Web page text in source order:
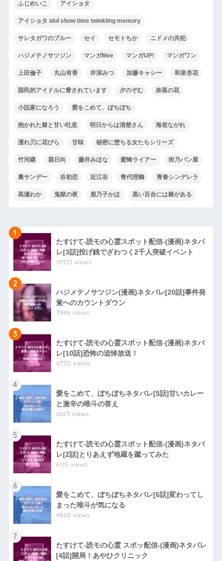
ふじめいこ アイショタ
アイショタ idol show time twinkling memory
サレタガワのブルー セイ セモトちか ニドメの共犯
ハジメテノサツジン マンガMee マンガUP! マンガワン
上田倫子 丸山有香 井深みつ 加藤キャシー 和泉杏花
国民的アイドルに脅されています 夕のぞむ 奈落の花
小説家になろう 愛をこめて、ぼちぼち
抱かれた棘と甘い吐息 明日からは清楚さん 海老ながれ
濡れ刃に花びら 甘味 秘密に堕ちる女たちシリーズ
竹河継 葵日向 藤井みほな 蜜蜂ライアー 街乃パン屋
裏サンデー 谷初恋 近江谷 青代理鶴 青春シンデレラ
高瀬わか 鬼獄の夜 鹿乃子かほ 黒い百合には棘がある
1
たすけて-読モの心霊スポット配信-(漫画)ネタバ
レ[3話]投げ銭でざわつく2千人突破イベント
10921 views
2
ハジメテノサツジン(漫画)ネタバレ[20話]事件発
覚へのカウントダウン
7946 views
3
たすけて-読モの心霊スポット配信-(漫画)ネタバ
レ[10話]恐怖の追悼放送！
6750 views
4
愛をこめて、ぼちぼちネタバレ[5話]甘いカレー
と激辛の唯斗の答え
6623 views
5
たすけて-読モの心霊スポット配信-(漫画)ネタバ
レ[2話]とりあえず地蔵を蹴ってみた
6110 views
6
愛をこめて、ぼちぼちネタバレ[6話]変わってし
まった唯斗が気になる
4860 views
7
たすけて-読モの心霊 スポッ配信-(漫画)ネタバレ
[4話]開局！あやひクリニック